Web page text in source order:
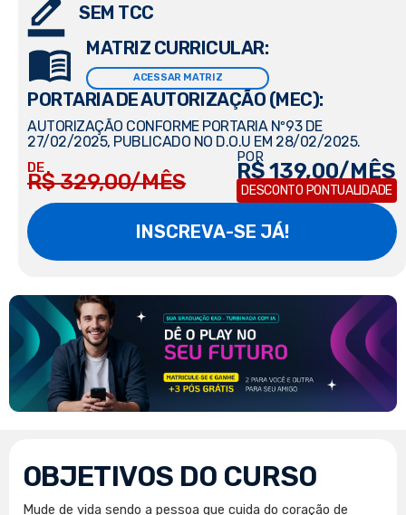
SEM TCC
MATRIZ CURRICULAR:
ACESSAR MATRIZ
PORTARIA DE AUTORIZAÇÃO (MEC):
AUTORIZAÇÃO CONFORME PORTARIA Nº93 DE
27/02/2025, PUBLICADO NO D.O.U EM 28/02/2025.
DE
R$ 329,00/MÊS
POR
R$ 139,00/MÊS
DESCONTO PONTUALIDADE
INSCREVA-SE JÁ!
OBJETIVOS DO CURSO
Mude de vida sendo a pessoa que cuida do coração de